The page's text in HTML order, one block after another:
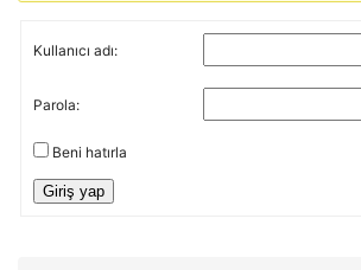
Kullanıcı adı:
Parola:
Beni hatırla
Giriş yap